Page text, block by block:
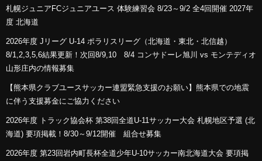
札幌ジュニアFCジュニアユース 体験練習会 8/23～9/2 全4回開催 2027年
度 北海道
2026年度 Jリーグ U-14 ポラリスリーグ（北海道・東北・北信越）
8/1,2,3,5,6結果更新！次回8/9,10 8/4 コンサドーレ旭川 vs モンテディオ
山形庄内の情報募集
【熊本県クラブユースサッカー連盟緊急支援のお願い】熊本県での地震
に伴う支援募金にご協力ください
2026年度 トラック協会杯 第38回全道U-11サッカー大会 札幌地区予選 (北
海道) 要項掲載！8/30～9/12開催 組合せ募集
2026年度 第23回岩内町長杯全道少年U-10サッカー南北海道大会 要項掲